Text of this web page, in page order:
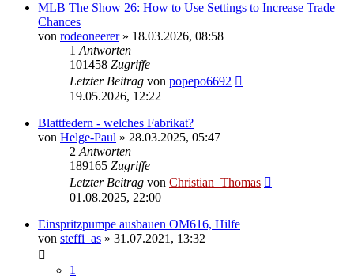
MLB The Show 26: How to Use Settings to Increase Trade
Chances
von rodeoneerer» 18.03.2026, 08:58
1Antworten
101458 Zugriffe
Letzter Beitrag von popepo6692
19.05.2026, 12:22
Blattfedern - welches Fabrikat?
von Helge-Paul » 28.03.2025, 05:47
2Antworten
189165 Zugriffe
Letzter Beitrag von Christian_Thomas
01.08.2025, 22:00
Einspritzpumpe ausbauen OM616, Hilfe
von steffi_as » 31.07.2021, 13:32
1